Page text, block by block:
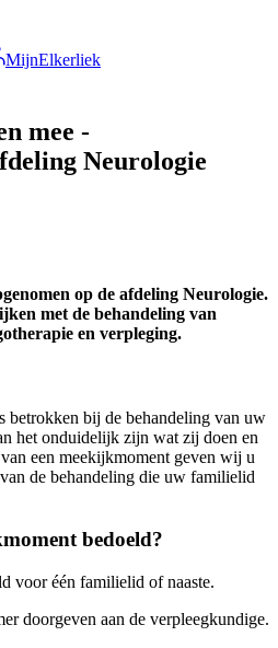
MijnElkerliek
mee -
Neurologie
op de afdeling Neurologie.
met de behandeling van
en verpleging.
betrokken bij de behandeling van uw
het onduidelijk zijn wat zij doen en
een meekijkmoment geven wij u
de behandeling die uw familielid
bedoeld?
voor één familielid of naaste.
doorgeven aan de verpleegkundige.